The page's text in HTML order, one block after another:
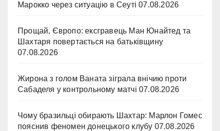
Марокко через ситуацію в Сеуті 07.08.2026
Прощай, Європо: ексгравець Ман Юнайтед та
Шахтаря повертається на батьківщину
07.08.2026
Жирона з голом Ваната зіграла внічию проти
Сабаделя у контрольному матчі 07.08.2026
Чому бразильці обирають Шахтар: Марлон Гомес
пояснив феномен донецького клубу 07.08.2026